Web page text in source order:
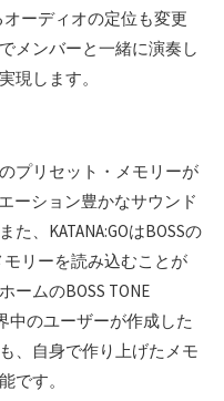
ーディオの定位も変更
メンバーと一緒に演奏し
現します。
プリセット・メモリーが
ーション豊かなサウンド
、KATANA:GOはBOSSの
モリーを読み込むことが
ームのBOSS TONE
中のユーザーが作成した
、自身で作り上げたメモ
です。